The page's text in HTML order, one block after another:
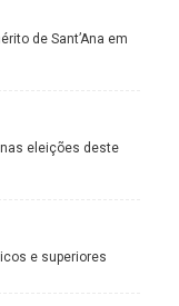
de Sant’Ana em
eleições deste
e superiores